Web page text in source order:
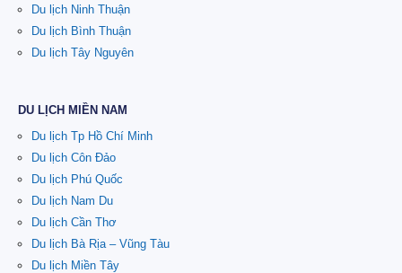
Du lịch Ninh Thuận
Du lịch Bình Thuận
Du lịch Tây Nguyên
DU LỊCH MIỀN NAM
Du lịch Tp Hồ Chí Minh
Du lịch Côn Đảo
Du lịch Phú Quốc
Du lịch Nam Du
Du lịch Cần Thơ
Du lịch Bà Rịa – Vũng Tàu
Du lịch Miền Tây